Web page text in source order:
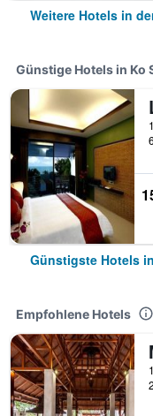
Weitere Hotels in
Günstige Hotels in Ko
Günstigste Hotels
Empfohlene Hotels